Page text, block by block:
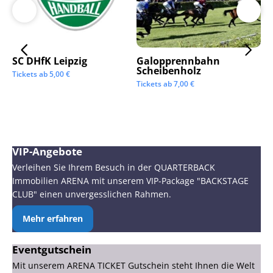
SC DHfK Leipzig
Tickets ab5,00€
Galopprennbahn
Scheibenholz
Tickets ab7,00€
VIP-Angebote
Verleihen Sie Ihrem Besuch in der QUARTERBACK
Immobilien ARENA mit unserem VIP-Package "BACKSTAGE
CLUB" einen unvergesslichen Rahmen.
Mehr erfahren
Eventgutschein
Mit unserem ARENA TICKET Gutschein steht Ihnen die Welt